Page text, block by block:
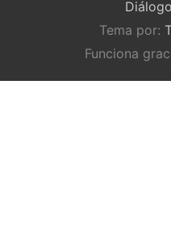
Tema por:
Funciona